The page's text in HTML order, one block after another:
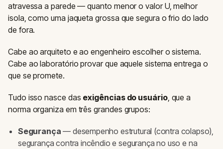
atravessa a parede — quanto menor o valor U, melhor
isola, como uma jaqueta grossa que segura o frio do lado
de fora.
Cabe ao arquiteto e ao engenheiro escolher o sistema.
Cabe ao laboratório provar que aquele sistema entrega o
que se promete.
Tudo isso nasce das exigências do usuário, que a
norma organiza em três grandes grupos:
Segurança — desempenho estrutural (contra colapso),
segurança contra incêndio e segurança no uso e na